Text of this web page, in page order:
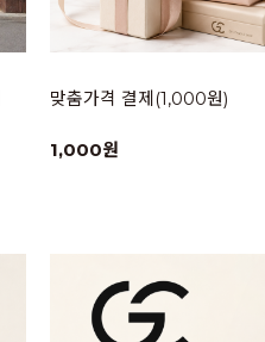
맞춤가격 결제(1,000원)
1,000원